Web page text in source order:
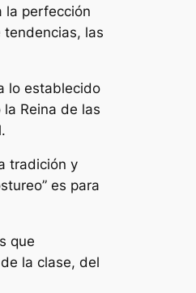
la perfección
tendencias, las
lo establecido
Reina de las
tradición y
es para
que
la clase, del